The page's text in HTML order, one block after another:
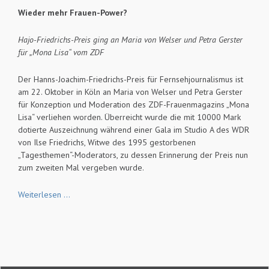
Wieder mehr Frauen-Power?
Hajo-Friedrichs-Preis ging an Maria von Welser und Petra Gerster
für „Mona Lisa“ vom ZDF
Der Hanns-Joachim-Friedrichs-Preis für Fernsehjournalismus ist
am 22. Oktober in Köln an Maria von Welser und Petra Gerster
für Konzeption und Moderation des ZDF-Frauenmagazins „Mona
Lisa“ verliehen worden. Überreicht wurde die mit 10000 Mark
dotierte Auszeichnung während einer Gala im Studio A des WDR
von Ilse Friedrichs, Witwe des 1995 gestorbenen
„Tagesthemen“-Moderators, zu dessen Erinnerung der Preis nun
zum zweiten Mal vergeben wurde.
Weiterlesen …WDR